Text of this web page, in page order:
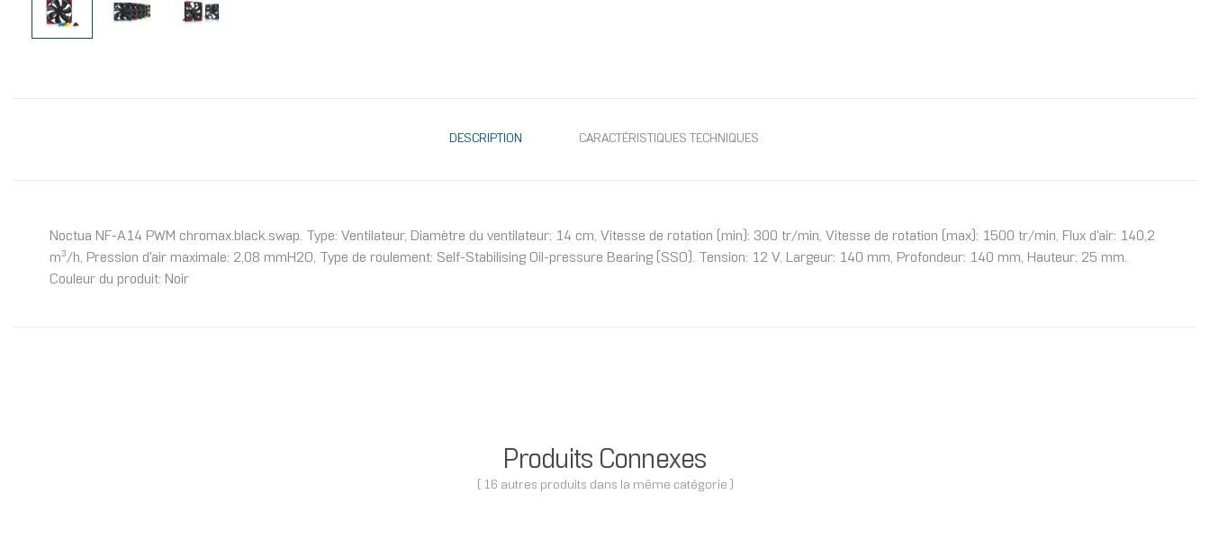
DESCRIPTION CARACTÉRISTIQUES TECHNIQUES
Noctua NF-A14 PWM chromax.black.swap. Type: Ventilateur, Diamètre du ventilateur: 14 cm, Vitesse de rotation (min): 300 tr/min, Vitesse de rotation (max): 1500 tr/min, Flux d'air: 140,2
m³/h, Pression d'air maximale: 2,08 mmH2O, Type de roulement: Self-Stabilising Oil-pressure Bearing (SSO). Tension: 12 V. Largeur: 140 mm, Profondeur: 140 mm, Hauteur: 25 mm.
Couleur du produit: Noir
Produits Connexes
( 16 autres produits dans la même catégorie )